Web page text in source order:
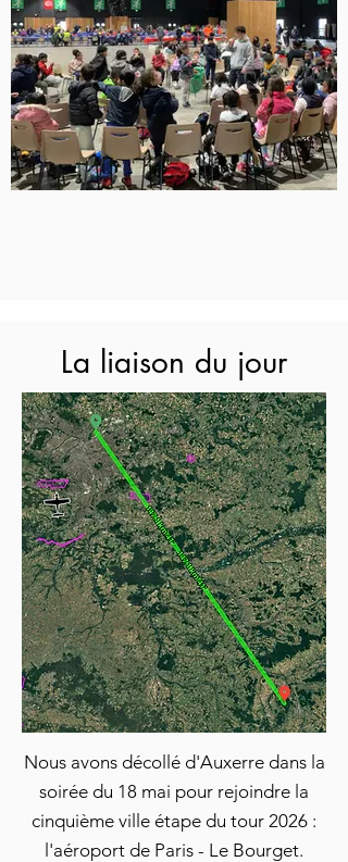
La liaison du jour
Nous avons décollé d'Auxerre dans la
soirée du 18 mai pour rejoindre la
cinquième ville étape du tour 2026 :
l'aéroport de Paris - Le Bourget.